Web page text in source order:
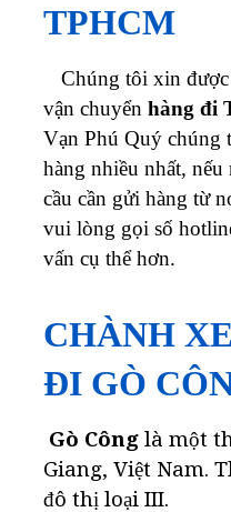
TPHCM
Chúng tôi xin
vận chuyển hàng đi
Vạn Phú Quý chúng
hàng nhiều nhất,
cầu cần gửi hàng từ
vui lòng gọi số
vấn cụ thể hơn.
CHÀNH
ĐI GÒ
Gò Công là một
Giang, Việt Nam.
đô thị loại III.